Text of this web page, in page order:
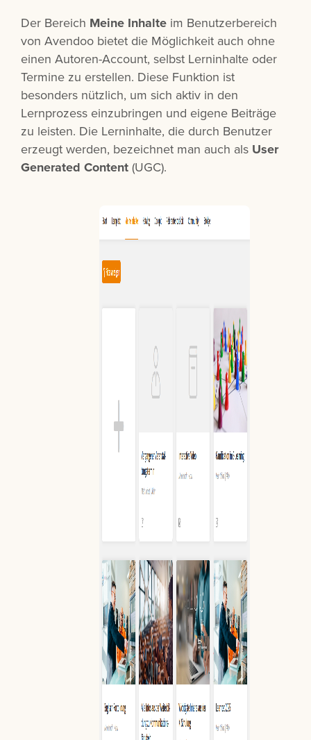
Der Bereich Meine Inhalte im Benutzerbereich
von Avendoo bietet die Möglichkeit auch ohne
einen Autoren-Account, selbst Lerninhalte oder
Termine zu erstellen. Diese Funktion ist
besonders nützlich, um sich aktiv in den
Lernprozess einzubringen und eigene Beiträge
zu leisten. Die Lerninhalte, die durch Benutzer
erzeugt werden, bezeichnet man auch als User
Generated Content(UGC).